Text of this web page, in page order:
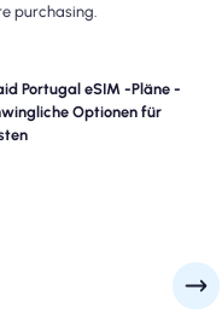
purchasing.
Portugal eSIM -Pläne -
Optionen für
Portugal eSIM-Pläne für
über. Bezahlen Sie im
nach dem Reisen zu
Kontrolle über Ihre
Ihre Kosten beizubehalten.